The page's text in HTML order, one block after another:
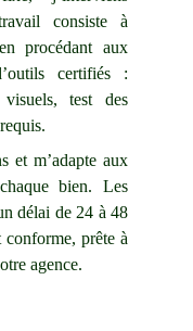
consiste à
procédant aux
certifiés :
visuels, test des
et m’adapte aux
bien. Les
délai de 24 à 48
prête à
agence.